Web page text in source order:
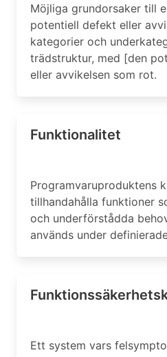
Möjliga grundorsaker till
potentiell defekt eller
kategorier och
trädstruktur, med [den
eller avvikelsen som rot.
Funktionalitet
Programvaruproduktens
tillhandahålla funktioner
och underförstådda
används under
Ett system vars